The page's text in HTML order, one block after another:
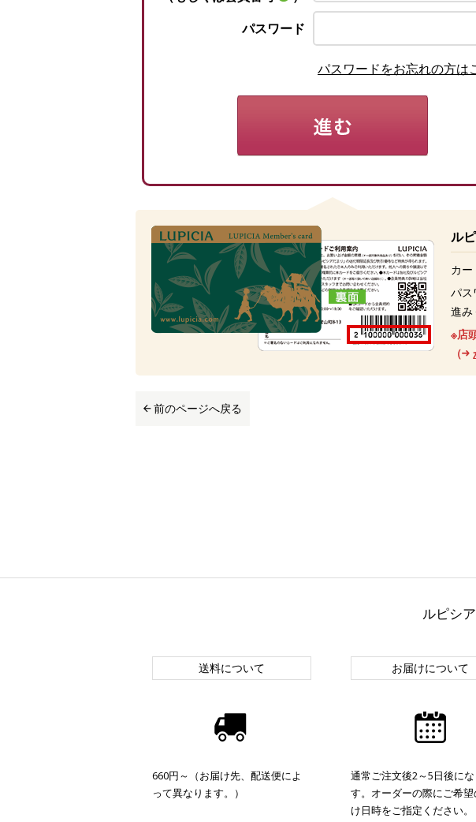
パスワード
パスワードをお忘れの方は
ル
カー
パス
進み
※店
（
前のページへ戻る
ルピシ
送料について
660円～（お届け先、配送便によ
って異なります。）
お届けについて
通常ご注文後2～5日後にな
す。オーダーの際にご希望
け日時をご指定ください。